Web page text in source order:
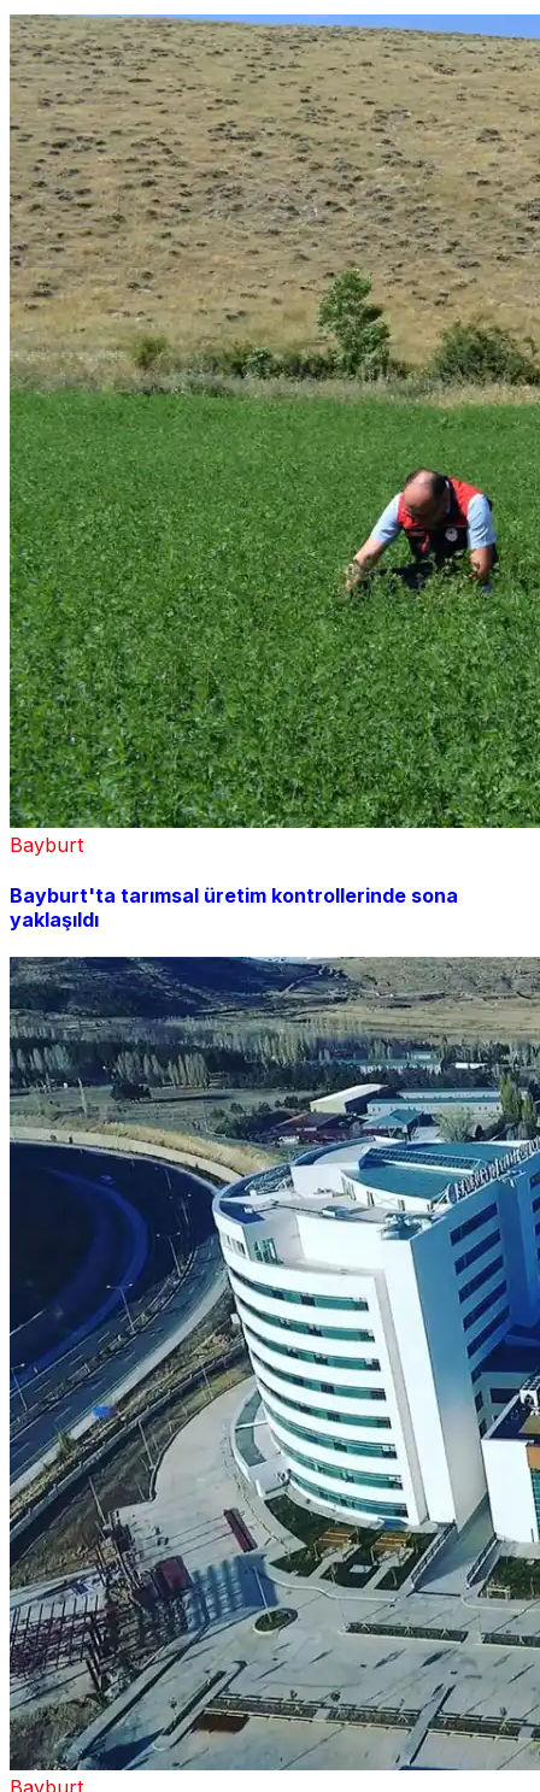
Bayburt
Bayburt'ta tarımsal üretim kontrollerinde sona
yaklaşıldı
Bayburt